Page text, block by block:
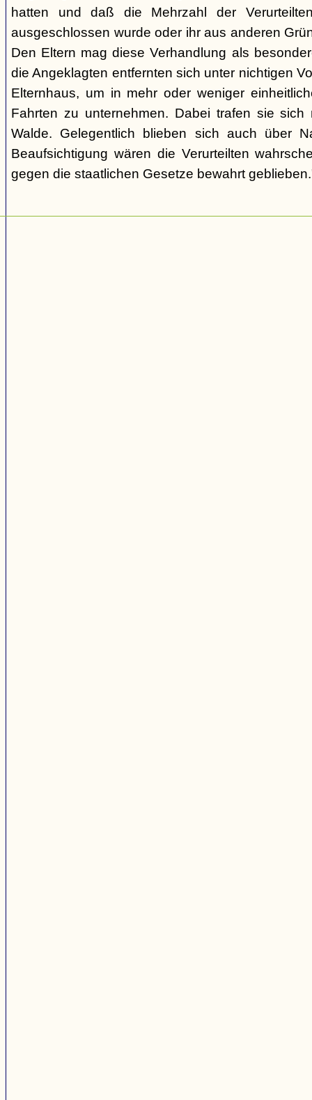
hatten und daß die Mehrzahl der
ausgeschlossen wurde oder ihr aus anderen
Den Eltern mag diese Verhandlung als
die Angeklagten entfernten sich unter nichtigen
Elternhaus, um in mehr oder weniger
Fahrten zu unternehmen. Dabei trafen sie sich
Walde. Gelegentlich blieben sich auch über
Beaufsichtigung wären die Verurteilten
gegen die staatlichen Gesetze bewahrt